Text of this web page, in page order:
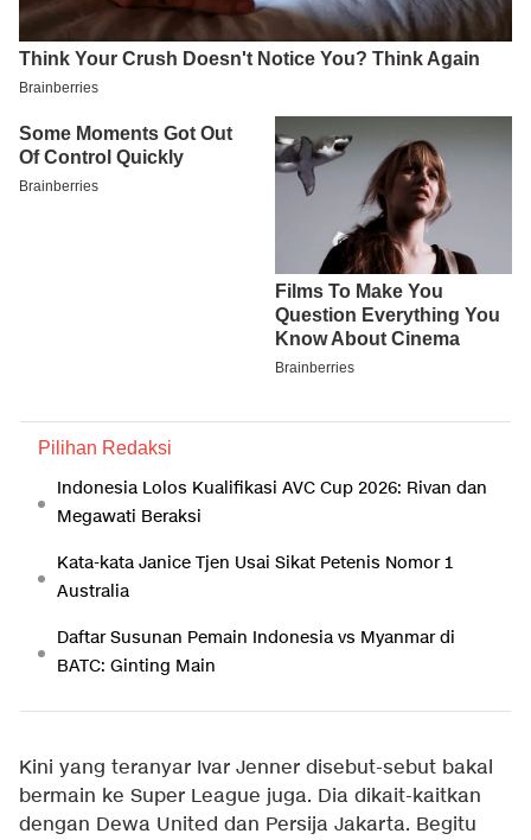
Pilihan Redaksi
Indonesia Lolos Kualifikasi AVC Cup 2026: Rivan dan
Megawati Beraksi
Kata-kata Janice Tjen Usai Sikat Petenis Nomor 1
Australia
Daftar Susunan Pemain Indonesia vs Myanmar di
BATC: Ginting Main
Kini yang teranyar Ivar Jenner disebut-sebut bakal
bermain ke Super League juga. Dia dikait-kaitkan
dengan Dewa United dan Persija Jakarta. Begitu